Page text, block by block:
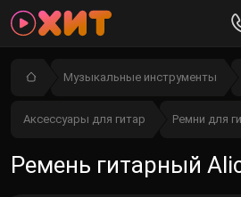
Музыкальные инструменты
Аксессуары для гитар Ремни для
Ремень гитарный